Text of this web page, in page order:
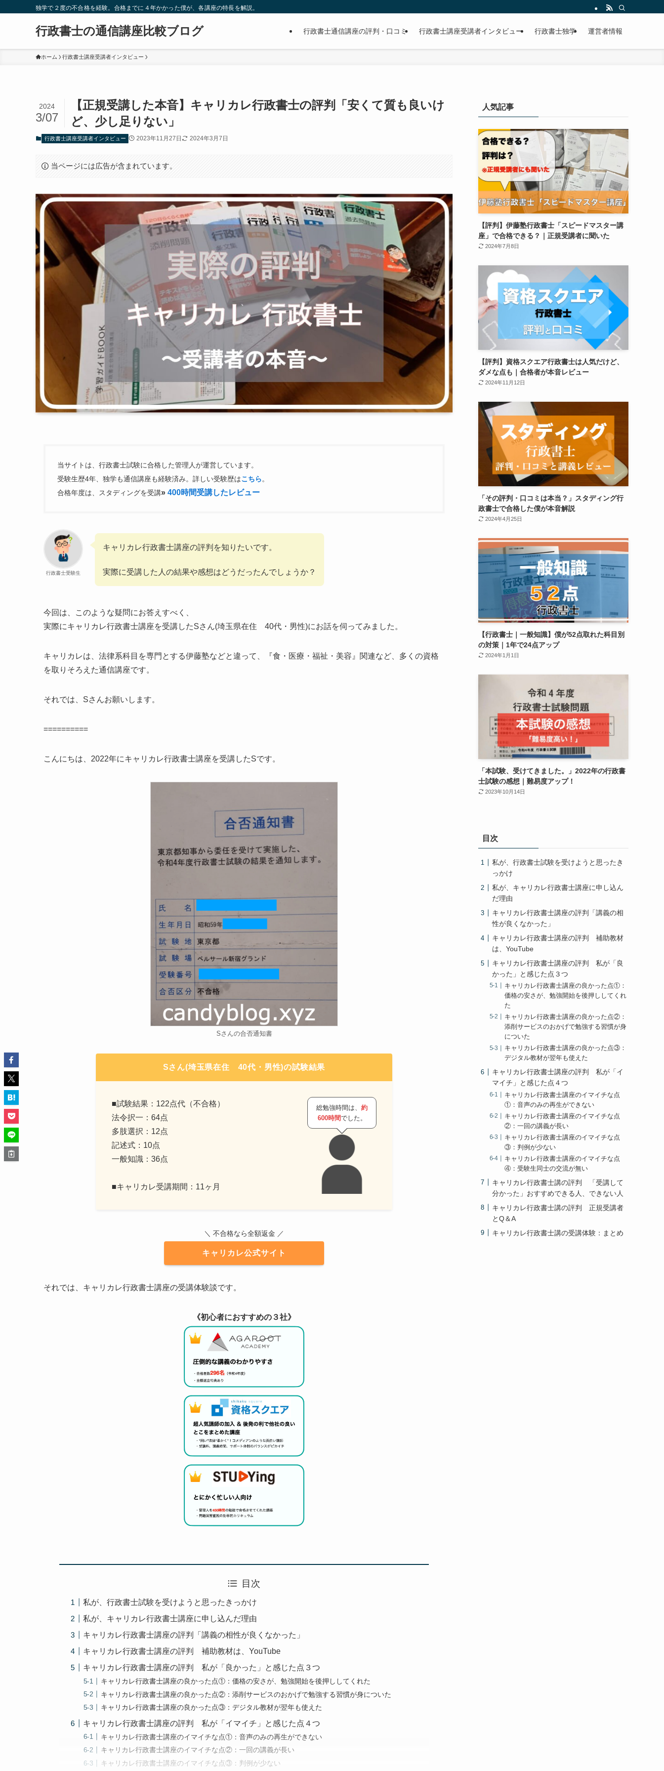
独学で２度の不合格を経験。合格までに４年かかった僕が、各講座の特長を解説。
行政書士の通信講座比較ブログ 行政書士通信講座の評判・口コミ 行政書士講座受講者インタビュー 行政書士独学 運営者情報
ホーム 行政書士講座受講者インタビュー
【正規受講した本音】キャリカレ行政書士の評判「安くて質も良いけ
ど、少し足りない」
2024
3/07
行政書士講座受講者インタビュー 2023年11月27日 2024年3月7日
当ページには広告が含まれています。
当サイトは、行政書士試験に合格した管理人が運営しています。
受験生歴4年、独学も通信講座も経験済み。詳しい受験歴はこちら。
合格年度は、スタディングを受講» 400時間受講したレビュー
行政書士受験生
キャリカレ行政書士講座の評判を知りたいです。
実際に受講した人の結果や感想はどうだったんでしょうか？
今回は、このような疑問にお答えすべく、
実際にキャリカレ行政書士講座を受講したSさん(埼玉県在住 40代・男性)にお話を伺ってみました。
キャリカレは、法律系科目を専門とする伊藤塾などと違って、『食・医療・福祉・美容』関連など、多くの資格
を取りそろえた通信講座です。
それでは、Sさんお願いします。
==========
こんにちは、2022年にキャリカレ行政書士講座を受講したSです。
Sさんの合否通知書
Sさん(埼玉県在住 40代・男性)の試験結果
■試験結果：122点代（不合格）
法令択一：64点
多肢選択：12点
記述式：10点
一般知識：36点
■キャリカレ受講期間：11ヶ月
総勉強時間は、 約
600時間でした。
＼ 不合格なら全額返金 ／
キャリカレ公式サイト
それでは、キャリカレ行政書士講座の受講体験談です。
《初心者におすすめの３社》
目次
私が、行政書士試験を受けようと思ったきっかけ
私が、キャリカレ行政書士講座に申し込んだ理由
キャリカレ行政書士講座の評判「講義の相性が良くなかった」
キャリカレ行政書士講座の評判 補助教材は、YouTube
キャリカレ行政書士講座の評判 私が「良かった」と感じた点３つ
キャリカレ行政書士講座の良かった点①：価格の安さが、勉強開始を後押ししてくれた
キャリカレ行政書士講座の良かった点②：添削サービスのおかげで勉強する習慣が身についた
キャリカレ行政書士講座の良かった点③：デジタル教材が翌年も使えた
キャリカレ行政書士講座の評判 私が「イマイチ」と感じた点４つ
キャリカレ行政書士講座のイマイチな点①：音声のみの再生ができない
キャリカレ行政書士講座のイマイチな点②：一回の講義が長い
キャリカレ行政書士講座のイマイチな点③：判例が少ない
人気記事
【評判】伊藤塾行政書士「スピードマスター講
座」で合格できる？｜正規受講者に聞いた
2024年7月8日
【評判】資格スクエア行政書士は人気だけど、
ダメな点も｜合格者が本音レビュー
2024年11月12日
「その評判・口コミは本当？」スタディング行
政書士で合格した僕が本音解説
2024年4月25日
【行政書士｜一般知識】僕が52点取れた科目別
の対策｜1年で24点アップ
2024年1月1日
「本試験、受けてきました。」2022年の行政書
士試験の感想｜難易度アップ！
2023年10月14日
目次
私が、行政書士試験を受けようと思ったき
っかけ
私が、キャリカレ行政書士講座に申し込ん
だ理由
キャリカレ行政書士講座の評判「講義の相
性が良くなかった」
キャリカレ行政書士講座の評判 補助教材
は、YouTube
キャリカレ行政書士講座の評判 私が「良
かった」と感じた点３つ
キャリカレ行政書士講座の良かった点①：
価格の安さが、勉強開始を後押ししてくれ
た
キャリカレ行政書士講座の良かった点②：
添削サービスのおかげで勉強する習慣が身
についた
キャリカレ行政書士講座の良かった点③：
デジタル教材が翌年も使えた
キャリカレ行政書士講座の評判 私が「イ
マイチ」と感じた点４つ
キャリカレ行政書士講座のイマイチな点
①：音声のみの再生ができない
キャリカレ行政書士講座のイマイチな点
②：一回の講義が長い
キャリカレ行政書士講座のイマイチな点
③：判例が少ない
キャリカレ行政書士講座のイマイチな点
④：受験生同士の交流が無い
キャリカレ行政書士講の評判 「受講して
分かった」おすすめできる人、できない人
キャリカレ行政書士講の評判 正規受講者
とQ＆A
キャリカレ行政書士講の受講体験：まとめ